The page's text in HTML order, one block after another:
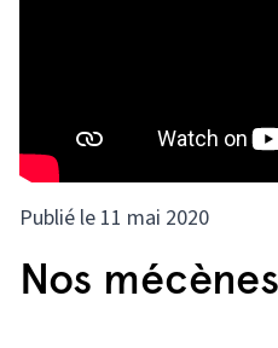
Publié le 11 mai 2020
Nos mécènes